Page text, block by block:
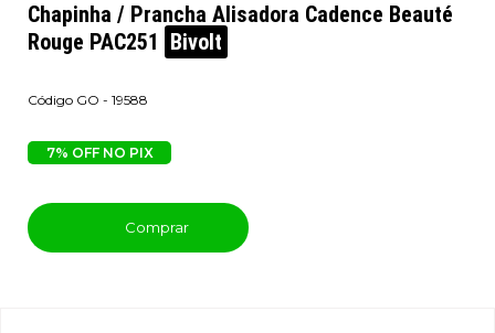
Chapinha / Prancha Alisadora Cadence Beauté
Rouge PAC251 Bivolt
GO - 19588
7% OFF NO PIX
Comprar